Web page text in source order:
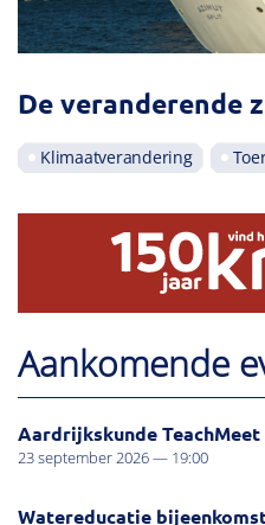
De veranderende
Klimaatverandering
Aankomende
Aardrijkskunde TeachMeet
23 september 2026 — 19:00
Watereducatie